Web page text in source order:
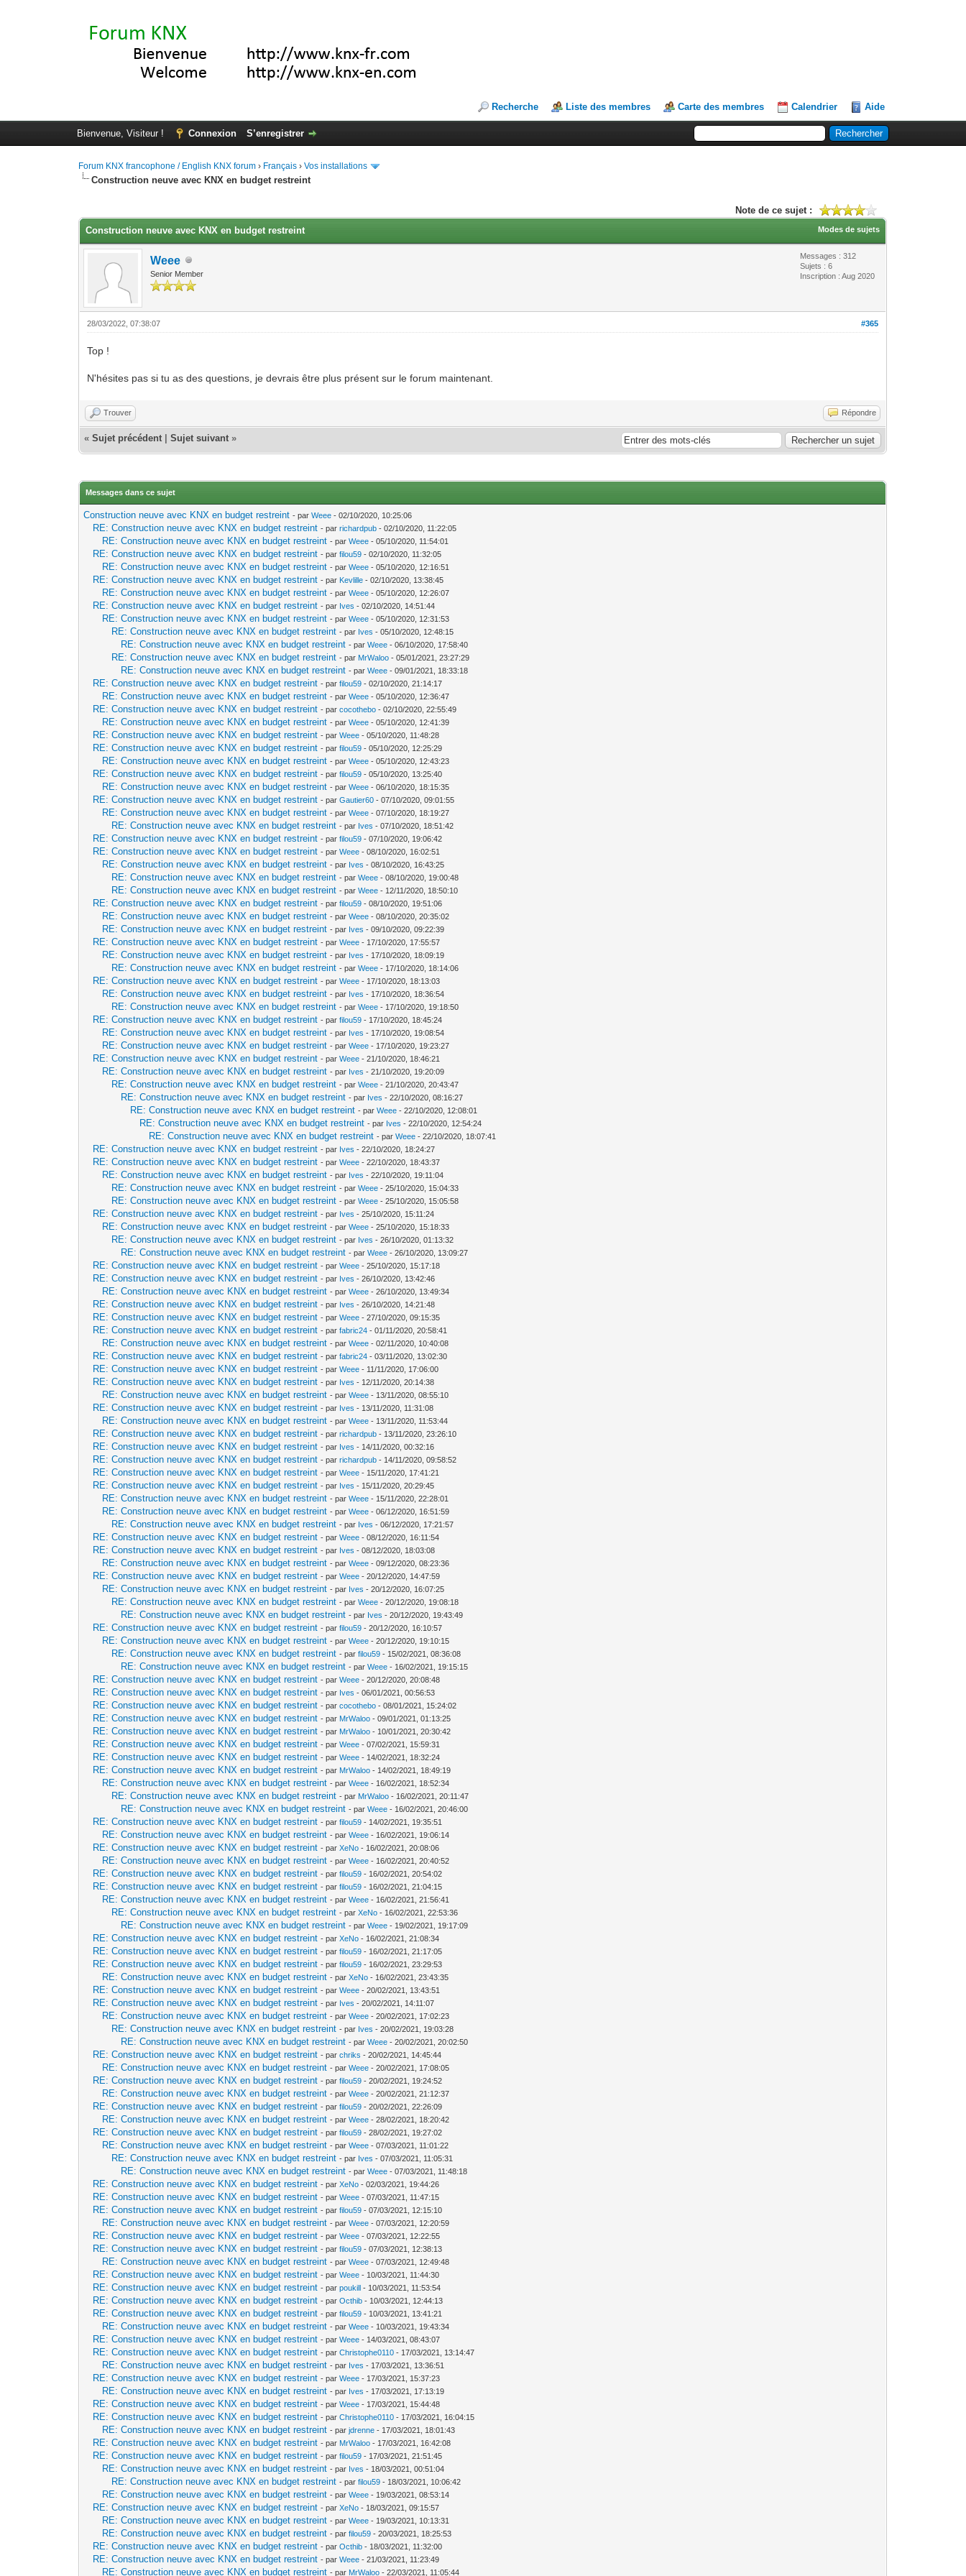
Recherche Liste des membres Carte des membres Calendrier Aide
Bienvenue, Visiteur ! Connexion S’enregistrer
Forum KNX francophone / English KNX forum › Français ›Vos installations
Construction neuve avec KNX en budget restreint
Note de ce sujet :
Modes de sujets
Construction neuve avec KNX en budget restreint
Weee
Senior Member
Messages : 312
Sujets : 6
Inscription : Aug 2020
#365
28/03/2022, 07:38:07
Top !
N'hésites pas si tu as des questions, je devrais être plus présent sur le forum maintenant.
Trouver Répondre
«Sujet précédent |Sujet suivant »
Messages dans ce sujet
Construction neuve avec KNX en budget restreint - parWeee - 02/10/2020, 10:25:06
RE: Construction neuve avec KNX en budget restreint - parrichardpub - 02/10/2020, 11:22:05
RE: Construction neuve avec KNX en budget restreint - parWeee - 05/10/2020, 11:54:01
RE: Construction neuve avec KNX en budget restreint - parfilou59 - 02/10/2020, 11:32:05
RE: Construction neuve avec KNX en budget restreint - parWeee - 05/10/2020, 12:16:51
RE: Construction neuve avec KNX en budget restreint - par Kevlille - 02/10/2020, 13:38:45
RE: Construction neuve avec KNX en budget restreint - parWeee - 05/10/2020, 12:26:07
RE: Construction neuve avec KNX en budget restreint - par Ives - 02/10/2020, 14:51:44
RE: Construction neuve avec KNX en budget restreint - parWeee - 05/10/2020, 12:31:53
RE: Construction neuve avec KNX en budget restreint - par Ives - 05/10/2020, 12:48:15
RE: Construction neuve avec KNX en budget restreint - parWeee - 06/10/2020, 17:58:40
RE: Construction neuve avec KNX en budget restreint - par MrWaloo - 05/01/2021, 23:27:29
RE: Construction neuve avec KNX en budget restreint - parWeee - 09/01/2021, 18:33:18
RE: Construction neuve avec KNX en budget restreint - parfilou59 - 02/10/2020, 21:14:17
RE: Construction neuve avec KNX en budget restreint - parWeee - 05/10/2020, 12:36:47
RE: Construction neuve avec KNX en budget restreint - parcocothebo - 02/10/2020, 22:55:49
RE: Construction neuve avec KNX en budget restreint - parWeee - 05/10/2020, 12:41:39
RE: Construction neuve avec KNX en budget restreint - parWeee - 05/10/2020, 11:48:28
RE: Construction neuve avec KNX en budget restreint - parfilou59 - 05/10/2020, 12:25:29
RE: Construction neuve avec KNX en budget restreint - parWeee - 05/10/2020, 12:43:23
RE: Construction neuve avec KNX en budget restreint - parfilou59 - 05/10/2020, 13:25:40
RE: Construction neuve avec KNX en budget restreint - parWeee - 06/10/2020, 18:15:35
RE: Construction neuve avec KNX en budget restreint - parGautier60 - 07/10/2020, 09:01:55
RE: Construction neuve avec KNX en budget restreint - parWeee - 07/10/2020, 18:19:27
RE: Construction neuve avec KNX en budget restreint - par Ives - 07/10/2020, 18:51:42
RE: Construction neuve avec KNX en budget restreint - parfilou59 - 07/10/2020, 19:06:42
RE: Construction neuve avec KNX en budget restreint - parWeee - 08/10/2020, 16:02:51
RE: Construction neuve avec KNX en budget restreint - par Ives - 08/10/2020, 16:43:25
RE: Construction neuve avec KNX en budget restreint - parWeee - 08/10/2020, 19:00:48
RE: Construction neuve avec KNX en budget restreint - parWeee - 12/11/2020, 18:50:10
RE: Construction neuve avec KNX en budget restreint - parfilou59 - 08/10/2020, 19:51:06
RE: Construction neuve avec KNX en budget restreint - parWeee - 08/10/2020, 20:35:02
RE: Construction neuve avec KNX en budget restreint - par Ives - 09/10/2020, 09:22:39
RE: Construction neuve avec KNX en budget restreint - parWeee - 17/10/2020, 17:55:57
RE: Construction neuve avec KNX en budget restreint - par Ives - 17/10/2020, 18:09:19
RE: Construction neuve avec KNX en budget restreint - parWeee - 17/10/2020, 18:14:06
RE: Construction neuve avec KNX en budget restreint - parWeee - 17/10/2020, 18:13:03
RE: Construction neuve avec KNX en budget restreint - par Ives - 17/10/2020, 18:36:54
RE: Construction neuve avec KNX en budget restreint - parWeee - 17/10/2020, 19:18:50
RE: Construction neuve avec KNX en budget restreint - parfilou59 - 17/10/2020, 18:45:24
RE: Construction neuve avec KNX en budget restreint - par Ives - 17/10/2020, 19:08:54
RE: Construction neuve avec KNX en budget restreint - parWeee - 17/10/2020, 19:23:27
RE: Construction neuve avec KNX en budget restreint - parWeee - 21/10/2020, 18:46:21
RE: Construction neuve avec KNX en budget restreint - par Ives - 21/10/2020, 19:20:09
RE: Construction neuve avec KNX en budget restreint - parWeee - 21/10/2020, 20:43:47
RE: Construction neuve avec KNX en budget restreint - par Ives - 22/10/2020, 08:16:27
RE: Construction neuve avec KNX en budget restreint - parWeee - 22/10/2020, 12:08:01
RE: Construction neuve avec KNX en budget restreint - par Ives - 22/10/2020, 12:54:24
RE: Construction neuve avec KNX en budget restreint - parWeee - 22/10/2020, 18:07:41
RE: Construction neuve avec KNX en budget restreint - par Ives - 22/10/2020, 18:24:27
RE: Construction neuve avec KNX en budget restreint - parWeee - 22/10/2020, 18:43:37
RE: Construction neuve avec KNX en budget restreint - par Ives - 22/10/2020, 19:11:04
RE: Construction neuve avec KNX en budget restreint - parWeee - 25/10/2020, 15:04:33
RE: Construction neuve avec KNX en budget restreint - parWeee - 25/10/2020, 15:05:58
RE: Construction neuve avec KNX en budget restreint - par Ives - 25/10/2020, 15:11:24
RE: Construction neuve avec KNX en budget restreint - parWeee - 25/10/2020, 15:18:33
RE: Construction neuve avec KNX en budget restreint - par Ives - 26/10/2020, 01:13:32
RE: Construction neuve avec KNX en budget restreint - parWeee - 26/10/2020, 13:09:27
RE: Construction neuve avec KNX en budget restreint - parWeee - 25/10/2020, 15:17:18
RE: Construction neuve avec KNX en budget restreint - par Ives - 26/10/2020, 13:42:46
RE: Construction neuve avec KNX en budget restreint - parWeee - 26/10/2020, 13:49:34
RE: Construction neuve avec KNX en budget restreint - par Ives - 26/10/2020, 14:21:48
RE: Construction neuve avec KNX en budget restreint - parWeee - 27/10/2020, 09:15:35
RE: Construction neuve avec KNX en budget restreint - parfabric24 - 01/11/2020, 20:58:41
RE: Construction neuve avec KNX en budget restreint - parWeee - 02/11/2020, 10:40:08
RE: Construction neuve avec KNX en budget restreint - parfabric24 - 03/11/2020, 13:02:30
RE: Construction neuve avec KNX en budget restreint - parWeee - 11/11/2020, 17:06:00
RE: Construction neuve avec KNX en budget restreint - par Ives - 12/11/2020, 20:14:38
RE: Construction neuve avec KNX en budget restreint - parWeee - 13/11/2020, 08:55:10
RE: Construction neuve avec KNX en budget restreint - par Ives - 13/11/2020, 11:31:08
RE: Construction neuve avec KNX en budget restreint - parWeee - 13/11/2020, 11:53:44
RE: Construction neuve avec KNX en budget restreint - parrichardpub - 13/11/2020, 23:26:10
RE: Construction neuve avec KNX en budget restreint - par Ives - 14/11/2020, 00:32:16
RE: Construction neuve avec KNX en budget restreint - parrichardpub - 14/11/2020, 09:58:52
RE: Construction neuve avec KNX en budget restreint - parWeee - 15/11/2020, 17:41:21
RE: Construction neuve avec KNX en budget restreint - par Ives - 15/11/2020, 20:29:45
RE: Construction neuve avec KNX en budget restreint - parWeee - 15/11/2020, 22:28:01
RE: Construction neuve avec KNX en budget restreint - parWeee - 06/12/2020, 16:51:59
RE: Construction neuve avec KNX en budget restreint - par Ives - 06/12/2020, 17:21:57
RE: Construction neuve avec KNX en budget restreint - parWeee - 08/12/2020, 16:11:54
RE: Construction neuve avec KNX en budget restreint - par Ives - 08/12/2020, 18:03:08
RE: Construction neuve avec KNX en budget restreint - parWeee - 09/12/2020, 08:23:36
RE: Construction neuve avec KNX en budget restreint - parWeee - 20/12/2020, 14:47:59
RE: Construction neuve avec KNX en budget restreint - par Ives - 20/12/2020, 16:07:25
RE: Construction neuve avec KNX en budget restreint - parWeee - 20/12/2020, 19:08:18
RE: Construction neuve avec KNX en budget restreint - par Ives - 20/12/2020, 19:43:49
RE: Construction neuve avec KNX en budget restreint - parfilou59 - 20/12/2020, 16:10:57
RE: Construction neuve avec KNX en budget restreint - parWeee - 20/12/2020, 19:10:15
RE: Construction neuve avec KNX en budget restreint - parfilou59 - 15/02/2021, 08:36:08
RE: Construction neuve avec KNX en budget restreint - parWeee - 16/02/2021, 19:15:15
RE: Construction neuve avec KNX en budget restreint - parWeee - 20/12/2020, 20:08:48
RE: Construction neuve avec KNX en budget restreint - par Ives - 06/01/2021, 00:56:53
RE: Construction neuve avec KNX en budget restreint - parcocothebo - 08/01/2021, 15:24:02
RE: Construction neuve avec KNX en budget restreint - par MrWaloo - 09/01/2021, 01:13:25
RE: Construction neuve avec KNX en budget restreint - par MrWaloo - 10/01/2021, 20:30:42
RE: Construction neuve avec KNX en budget restreint - parWeee - 07/02/2021, 15:59:31
RE: Construction neuve avec KNX en budget restreint - parWeee - 14/02/2021, 18:32:24
RE: Construction neuve avec KNX en budget restreint - par MrWaloo - 14/02/2021, 18:49:19
RE: Construction neuve avec KNX en budget restreint - parWeee - 16/02/2021, 18:52:34
RE: Construction neuve avec KNX en budget restreint - par MrWaloo - 16/02/2021, 20:11:47
RE: Construction neuve avec KNX en budget restreint - parWeee - 16/02/2021, 20:46:00
RE: Construction neuve avec KNX en budget restreint - parfilou59 - 14/02/2021, 19:35:51
RE: Construction neuve avec KNX en budget restreint - parWeee - 16/02/2021, 19:06:14
RE: Construction neuve avec KNX en budget restreint - parXeNo - 16/02/2021, 20:08:06
RE: Construction neuve avec KNX en budget restreint - parWeee - 16/02/2021, 20:40:52
RE: Construction neuve avec KNX en budget restreint - parfilou59 - 16/02/2021, 20:54:02
RE: Construction neuve avec KNX en budget restreint - parfilou59 - 16/02/2021, 21:04:15
RE: Construction neuve avec KNX en budget restreint - parWeee - 16/02/2021, 21:56:41
RE: Construction neuve avec KNX en budget restreint - parXeNo - 16/02/2021, 22:53:36
RE: Construction neuve avec KNX en budget restreint - parWeee - 19/02/2021, 19:17:09
RE: Construction neuve avec KNX en budget restreint - parXeNo - 16/02/2021, 21:08:34
RE: Construction neuve avec KNX en budget restreint - parfilou59 - 16/02/2021, 21:17:05
RE: Construction neuve avec KNX en budget restreint - parfilou59 - 16/02/2021, 23:29:53
RE: Construction neuve avec KNX en budget restreint - parXeNo - 16/02/2021, 23:43:35
RE: Construction neuve avec KNX en budget restreint - parWeee - 20/02/2021, 13:43:51
RE: Construction neuve avec KNX en budget restreint - par Ives - 20/02/2021, 14:11:07
RE: Construction neuve avec KNX en budget restreint - parWeee - 20/02/2021, 17:02:23
RE: Construction neuve avec KNX en budget restreint - par Ives - 20/02/2021, 19:03:28
RE: Construction neuve avec KNX en budget restreint - parWeee - 20/02/2021, 20:02:50
RE: Construction neuve avec KNX en budget restreint - parchriks - 20/02/2021, 14:45:44
RE: Construction neuve avec KNX en budget restreint - parWeee - 20/02/2021, 17:08:05
RE: Construction neuve avec KNX en budget restreint - parfilou59 - 20/02/2021, 19:24:52
RE: Construction neuve avec KNX en budget restreint - parWeee - 20/02/2021, 21:12:37
RE: Construction neuve avec KNX en budget restreint - parfilou59 - 20/02/2021, 22:26:09
RE: Construction neuve avec KNX en budget restreint - parWeee - 28/02/2021, 18:20:42
RE: Construction neuve avec KNX en budget restreint - parfilou59 - 28/02/2021, 19:27:02
RE: Construction neuve avec KNX en budget restreint - parWeee - 07/03/2021, 11:01:22
RE: Construction neuve avec KNX en budget restreint - par Ives - 07/03/2021, 11:05:31
RE: Construction neuve avec KNX en budget restreint - parWeee - 07/03/2021, 11:48:18
RE: Construction neuve avec KNX en budget restreint - parXeNo - 02/03/2021, 19:44:26
RE: Construction neuve avec KNX en budget restreint - parWeee - 07/03/2021, 11:47:15
RE: Construction neuve avec KNX en budget restreint - parfilou59 - 07/03/2021, 12:15:10
RE: Construction neuve avec KNX en budget restreint - parWeee - 07/03/2021, 12:20:59
RE: Construction neuve avec KNX en budget restreint - parWeee - 07/03/2021, 12:22:55
RE: Construction neuve avec KNX en budget restreint - parfilou59 - 07/03/2021, 12:38:13
RE: Construction neuve avec KNX en budget restreint - parWeee - 07/03/2021, 12:49:48
RE: Construction neuve avec KNX en budget restreint - parWeee - 10/03/2021, 11:44:30
RE: Construction neuve avec KNX en budget restreint - parpoukill - 10/03/2021, 11:53:54
RE: Construction neuve avec KNX en budget restreint - parOcthib - 10/03/2021, 12:44:13
RE: Construction neuve avec KNX en budget restreint - parfilou59 - 10/03/2021, 13:41:21
RE: Construction neuve avec KNX en budget restreint - parWeee - 10/03/2021, 19:43:34
RE: Construction neuve avec KNX en budget restreint - parWeee - 14/03/2021, 08:43:07
RE: Construction neuve avec KNX en budget restreint - parChristophe0110 - 17/03/2021, 13:14:47
RE: Construction neuve avec KNX en budget restreint - par Ives - 17/03/2021, 13:36:51
RE: Construction neuve avec KNX en budget restreint - parWeee - 17/03/2021, 15:37:23
RE: Construction neuve avec KNX en budget restreint - par Ives - 17/03/2021, 17:13:19
RE: Construction neuve avec KNX en budget restreint - parWeee - 17/03/2021, 15:44:48
RE: Construction neuve avec KNX en budget restreint - parChristophe0110 - 17/03/2021, 16:04:15
RE: Construction neuve avec KNX en budget restreint - parjdrenne - 17/03/2021, 18:01:43
RE: Construction neuve avec KNX en budget restreint - par MrWaloo - 17/03/2021, 16:42:08
RE: Construction neuve avec KNX en budget restreint - parfilou59 - 17/03/2021, 21:51:45
RE: Construction neuve avec KNX en budget restreint - par Ives - 18/03/2021, 00:51:04
RE: Construction neuve avec KNX en budget restreint - parfilou59 - 18/03/2021, 10:06:42
RE: Construction neuve avec KNX en budget restreint - parWeee - 19/03/2021, 08:53:14
RE: Construction neuve avec KNX en budget restreint - parXeNo - 18/03/2021, 09:15:57
RE: Construction neuve avec KNX en budget restreint - parWeee - 19/03/2021, 10:13:31
RE: Construction neuve avec KNX en budget restreint - parfilou59 - 20/03/2021, 18:25:53
RE: Construction neuve avec KNX en budget restreint - parOcthib - 18/03/2021, 11:32:00
RE: Construction neuve avec KNX en budget restreint - parWeee - 21/03/2021, 11:23:49
RE: Construction neuve avec KNX en budget restreint - par MrWaloo - 22/03/2021, 11:05:44